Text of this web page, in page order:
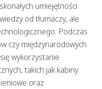
umiejętności
od tłumaczy, ale
Podczas
czy międzynarodowych
wykorzystanie
takich jak kabiny
oraz